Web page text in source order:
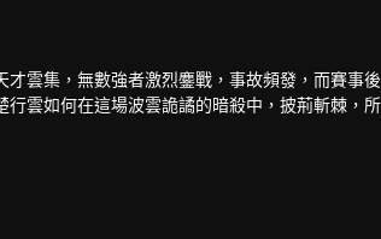
雲集，無數強者激烈鏖戰，事故頻發，而賽事
雲如何在這場波雲詭譎的暗殺中，披荊斬棘，所